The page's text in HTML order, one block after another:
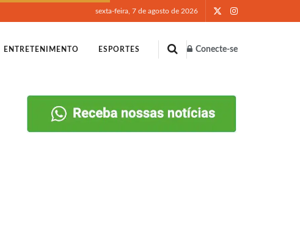
sexta-feira, 7 de agosto de 2026
ENTRETENIMENTO ESPORTES Conecte-se